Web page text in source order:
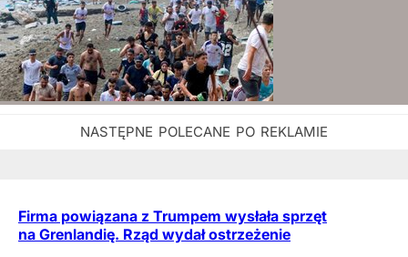
Firma powiązana z Trumpem wysłała sprzęt
na Grenlandię. Rząd wydał ostrzeżenie